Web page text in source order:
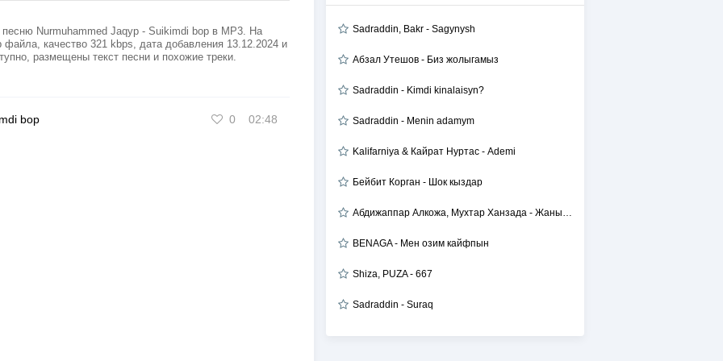
Nurmuhammed Jaqyp - Suikimdi bop в MP3. На
файла, качество 321 kbps, дата добавления 13.12.2024 и
размещены текст песни и похожие треки.
bop 0 02:48
Sadraddin, Bakr - Sagynysh
Абзал Утешов - Биз жолыгамыз
Sadraddin - Kimdi kinalaisyn?
Sadraddin - Menin adamym
Kalifarniya & Кайрат Нуртас - Ademi
Бейбит Корган - Шок кыздар
Абдижаппар Алкожа, Мухтар Ханзада - Жаным сол
BENAGA - Мен озим кайфпын
Shiza, PUZA - 667
Sadraddin - Suraq